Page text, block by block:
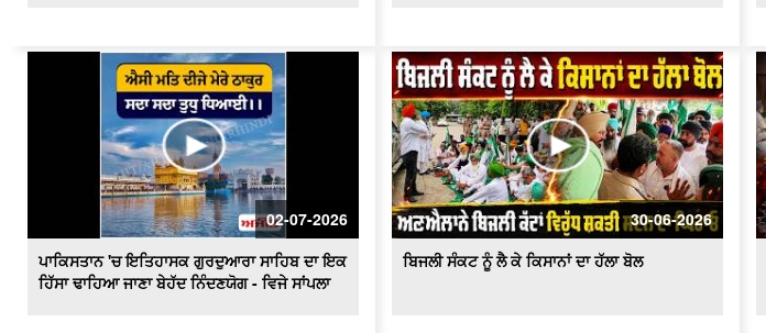
02-07-2026
ਪਾਕਿਸਤਾਨ 'ਚ ਇਤਿਹਾਸਕ ਗੁਰਦੁਆਰਾ ਸਾਹਿਬ ਦਾ ਇਕ
ਹਿੱਸਾ ਢਾਹਿਆ ਜਾਣਾ ਬੇਹੱਦ ਨਿੰਦਣਯੋਗ - ਵਿਜੇ ਸਾਂਪਲਾ
30-06-2026
ਬਿਜਲੀ ਸੰਕਟ ਨੂੰ ਲੈ ਕੇ ਕਿਸਾਨਾਂ ਦਾ ਹੱਲਾ ਬੋਲ